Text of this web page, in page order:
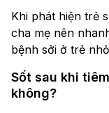
Khi phát hiện trẻ
cha mẹ nên
bệnh sởi ở trẻ
Sốt sau khi
không?